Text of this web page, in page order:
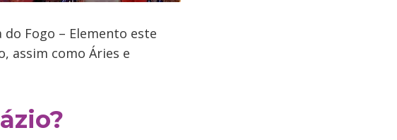
Fogo – Elemento este
assim como Áries e